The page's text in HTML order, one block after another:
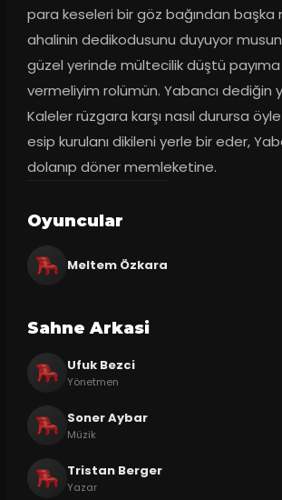
para keseleri bir göz bağından başka
ahalinin dedikodusunu duyuyor
güzel yerinde mültecilik düştü payıma
vermeliyim rolümün. Yabancı dediğin
Kaleler rüzgara karşı nasıl durursa
esip kurulanı dikileni yerle bir eder,
dolanıp döner memleketine.
Oyuncular
Meltem Özkara
Sahne Arkasi
Ufuk Bezci
Yönetmen
Soner Aybar
Müzik
Tristan Berger
Yazar